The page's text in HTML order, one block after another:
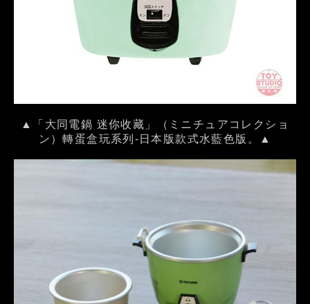
▲「大同電鍋 迷你收藏」（ミニチュアコレクショ
ン）轉蛋盒玩系列-日本版款式水藍色版。▲